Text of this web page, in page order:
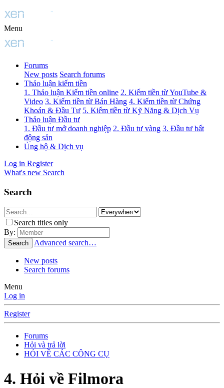
Menu
Forums
New posts Search forums
Thảo luận kiếm tiền
1. Thảo luận Kiếm tiền online 2. Kiếm tiền từ YouTube &
Video 3. Kiếm tiền từ Bán Hàng 4. Kiếm tiền từ Chứng
Khoán & Đầu Tư 5. Kiếm tiền từ Kỹ Năng & Dịch Vụ
Thảo luận Đầu tư
1. Đầu tư mở doanh nghiệp 2. Đầu tư vàng 3. Đầu tư bất
động sản
Ủng hộ & Dịch vụ
Log in Register
What's new Search
Search
Search titles only
By:
Search Advanced search…
New posts
Search forums
Menu
Log in
Register
Forums
Hỏi và trả lời
HỎI VỀ CÁC CÔNG CỤ
4. Hỏi về Filmora